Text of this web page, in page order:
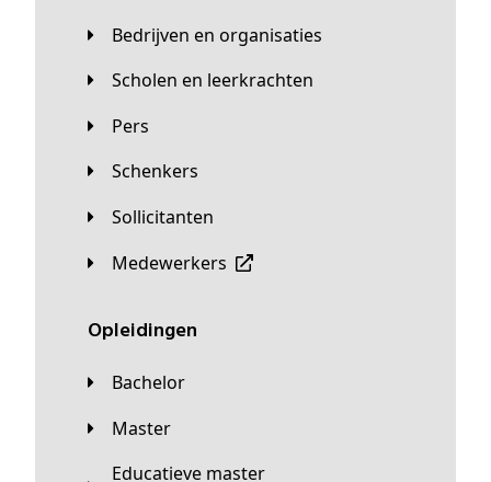
Bedrijven en organisaties
Scholen en leerkrachten
Pers
Schenkers
Sollicitanten
Medewerkers
Opleidingen
Bachelor
Master
Educatieve master